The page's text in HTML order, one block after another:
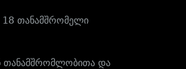
18 თანამშრომელი
თანამშრომლობითა და